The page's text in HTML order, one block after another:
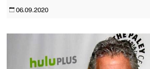
06.09.2020